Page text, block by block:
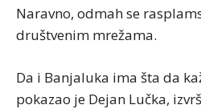
Naravno, odmah se
društvenim mrežama.
Da i Banjaluka ima šta da
pokazao je Dejan Lučka,